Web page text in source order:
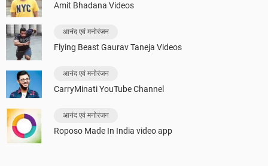
Amit Bhadana Videos
आनंद एवं मनोरंजन
Flying Beast Gaurav Taneja Videos
आनंद एवं मनोरंजन
CarryMinati YouTube Channel
आनंद एवं मनोरंजन
Roposo Made In India video app